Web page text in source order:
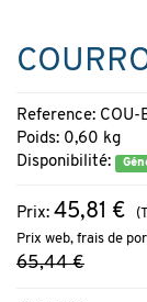
Reference: COU-
Poids: 0,60 kg
Disponibilité:
Prix: 45,81 €
Prix web, frais de
65,44 €